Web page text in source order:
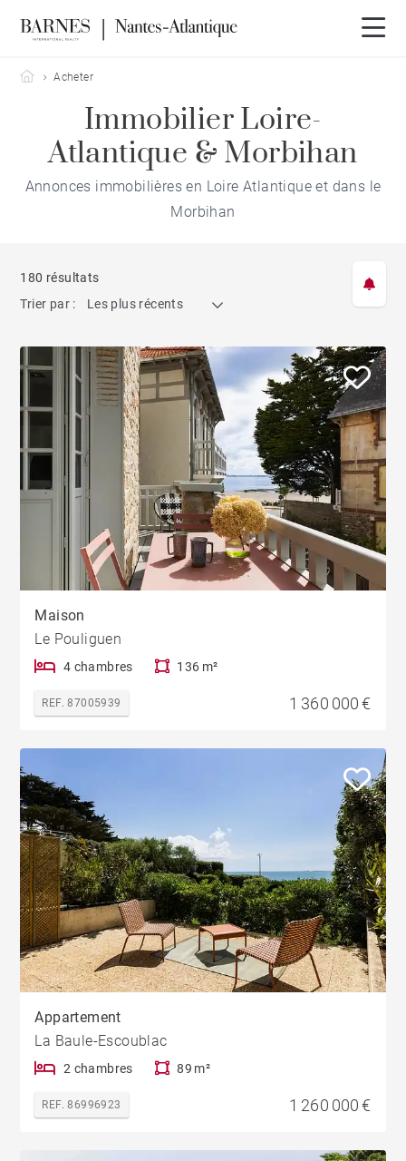
Barnes Nantes-Atlantique
Acheter
Immobilier Loire-
Atlantique & Morbihan
Annonces immobilières en Loire Atlantique et dans le
Morbihan
180 résultats
Trier par :
Les plus récents
Maison
Le Pouliguen
4 chambres 136 m²
REF. 87005939 1 360 000 €
Appartement
La Baule-Escoublac
2 chambres 89 m²
REF. 86996923 1 260 000 €